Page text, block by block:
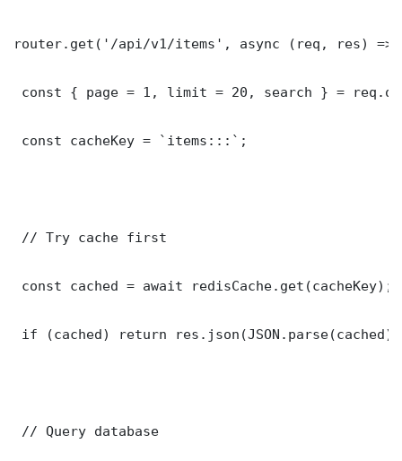
router.get('/api/v1/items', async (req, res) =>
const { page = 1, limit = 20, search } =
const cacheKey = `items:::`;
// Try cache first
const cached = await redisCache.get(cacheKey);
if (cached) return
// Query database